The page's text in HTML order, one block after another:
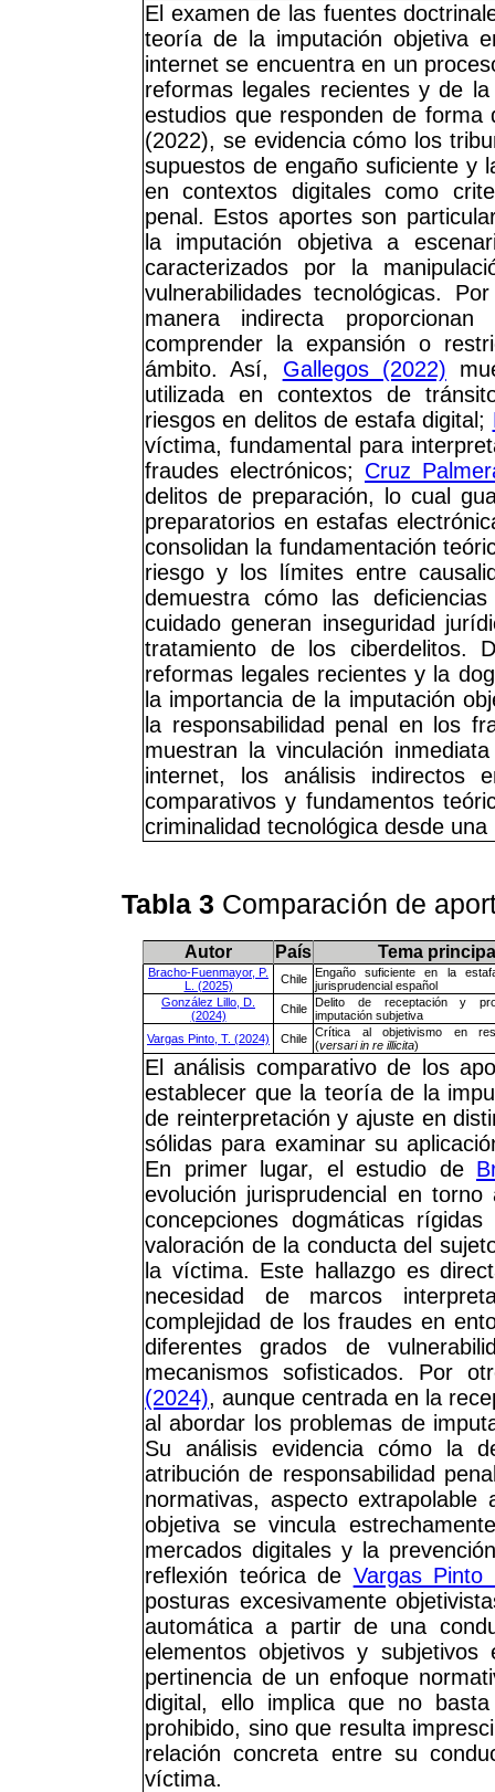
El examen de las fuentes
teoría de la imputación objetiva
internet se encuentra en un
reformas legales recientes y de
estudios que responden de
(2022), se evidencia cómo los
supuestos de engaño suficiente y
en contextos digitales como
penal. Estos aportes son
la imputación objetiva a
caracterizados por la
vulnerabilidades tecnológicas.
manera indirecta
comprender la expansión o
ámbito. Así, Gallegos (2022)
utilizada en contextos de
riesgos en delitos de estafa digital;
víctima, fundamental para
fraudes electrónicos; Cruz
delitos de preparación, lo cual
preparatorios en estafas
consolidan la fundamentación
riesgo y los límites entre
demuestra cómo las
cuidado generan inseguridad
tratamiento de los ciberdelitos.
reformas legales recientes y la
la importancia de la imputación
la responsabilidad penal en los
muestran la vinculación
internet, los análisis indirectos
comparativos y fundamentos
criminalidad tecnológica desde
Tabla 3 Comparación de
Autor País Tema
Bracho-Fuenmayor, P.
L. (2025)
Chile
Engaño suficiente en la
jurisprudencial español
González Lillo, D.
(2024)
Chile
Delito de receptación y
imputación subjetiva
Vargas Pinto, T. (2024)
Chile
Crítica al objetivismo en
(versari in re illicita)
El análisis comparativo de los
establecer que la teoría de la
de reinterpretación y ajuste en
sólidas para examinar su
En primer lugar, el estudio de
evolución jurisprudencial en
concepciones dogmáticas
valoración de la conducta del
la víctima. Este hallazgo es
necesidad de marcos
complejidad de los fraudes en
diferentes grados de
mecanismos sofisticados. Por
(2024), aunque centrada en la
al abordar los problemas de
Su análisis evidencia cómo la
atribución de responsabilidad
normativas, aspecto
objetiva se vincula
mercados digitales y la
reflexión teórica de Vargas Pinto
posturas excesivamente
automática a partir de una
elementos objetivos y
pertinencia de un enfoque
digital, ello implica que no
prohibido, sino que resulta
relación concreta entre su
víctima.